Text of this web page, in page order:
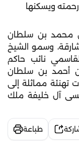
ويسكنها
محمد بن سلطان
وسمو الشيخ
نائب حاكم
أحمد بن سلطان
تهنئة مماثلة إلى
آل خليفة ملك
طباعة